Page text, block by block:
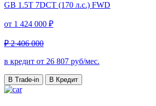
GB 1.5T 7DCT (170 л.с.) FWD
от 1 424 000 ₽
₽ 2 406 000
в кредит от 26 807 руб/мес.
В Trade-in В Кредит